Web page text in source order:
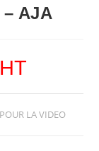
AJA
HT
LA VIDEO